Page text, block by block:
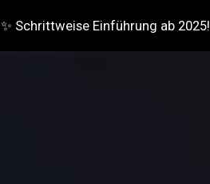
Skip to main content
✨ Schrittweise Einführung ab 2025!